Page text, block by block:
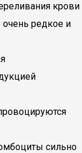
крови
редкое и
сильно